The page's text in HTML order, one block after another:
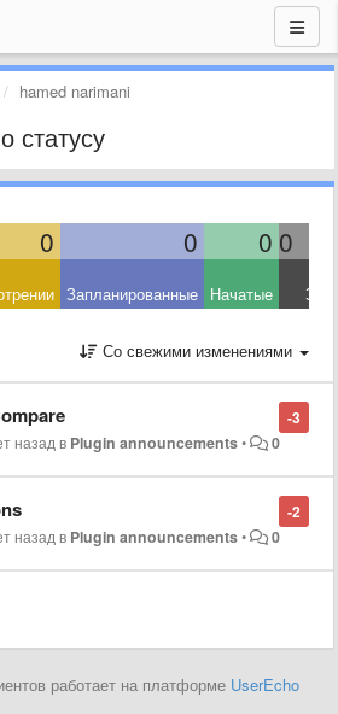
hamed narimani
статусу
0 0 0 0
Запланированные Начатые
Со свежими изменениями
-3
назадв Plugin announcements• 0
-2
назадв Plugin announcements• 0
работает на платформе UserEcho